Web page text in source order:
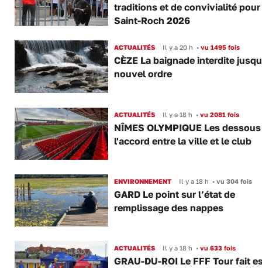
traditions et de convivialité pour
Saint-Roch 2026
ACTUALITÉS Il y a 20 h •vu 1495 fois
CÈZE La baignade interdite
nouvel ordre
ACTUALITÉS Il y a 18 h •vu 2081 fois
NÎMES OLYMPIQUE Les
l'accord entre la ville et le club
ENVIRONNEMENT Il y a 18 h •vu 304 fois
GARD Le point sur l’état de
remplissage des nappes
ACTUALITÉS Il y a 18 h •vu 633 fois
GRAU-DU-ROI Le FFF Tour fait